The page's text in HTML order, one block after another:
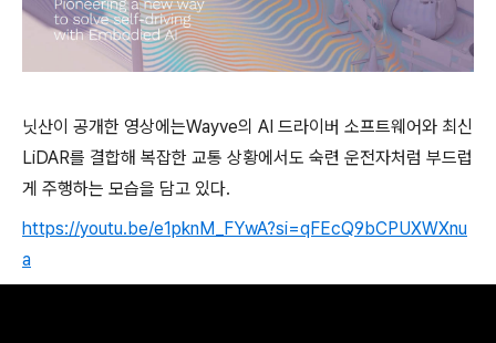
닛산이 공개한 영상에는Wayve의 AI 드라이버 소프트웨어와 최신
LiDAR를 결합해 복잡한 교통 상황에서도 숙련 운전자처럼 부드럽
게 주행하는 모습을 담고 있다.
https://youtu.be/e1pknM_FYwA?si=qFEcQ9bCPUXWXnu
a